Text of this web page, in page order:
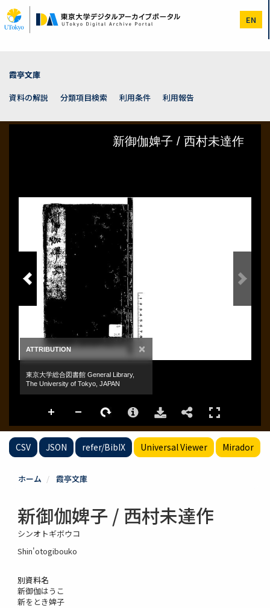
イ
ン
EN
霞亭文庫
資料の解説
分類項目検索 利用条件 利用報告
CSV JSON refer/BibIX Universal Viewer Mirador
ホーム 霞亭文庫
新御伽婢子 / 西村未達作
シンオトギボウコ
Shin'otogibouko
別資料名
新御伽はうこ
新をとき婢子